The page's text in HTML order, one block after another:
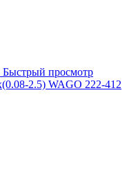
Быстрый просмотр
2.5) WAGO 222-412